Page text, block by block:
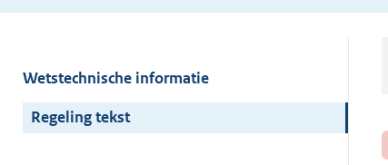
Wetstechnische informatie
Regeling tekst